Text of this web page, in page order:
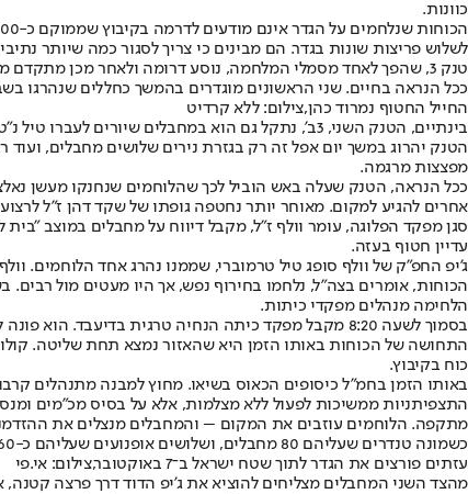
כוונות.
לשלוש פריצות שונות בגדר. הם מבינים כי צריך לסגור כמה שיותר
טנק 3, שהפך לאחד מסמלי המלחמה, נוסע דרומה ולאחר מכן
ככל הנראה בחיים. שני הראשונים מוגדרים בהמשך כחללים שנהרגו
החייל החטוף נמרוד כהן,צילום: ללא קרדיט
בינתיים, הטנק השני, 3ב', נתקל גם הוא במחבלים שיורים לעברו טיל נ"ט. הטען נפצע ומפונה על ידי הנמ"ר. מפקד הטנק, שנפצע מרסיסים בכל גופו ושידו שבורה, מסרב בתוקף להתפנות וממשיך לנהל את הקרב.
הטנק יהרוג במשך יום אפל זה רק בגזרת נירים שלושים מחבלים,
מפצצות מרגמה.
ככל הנראה, הטנק שעלה באש הוביל לכך שהלוחמים שנחנקו מעשן
אחרים להגיע למקום. מאוחר יותר נחטפה גופתו של שקד דהן ז"ל
סגן מפקד הפלוגה, עומר וולף ז"ל, מקבל דיווח על מחבלים במוצב
עדיין חטוף בעזה.
ג'יפ החפ"ק של וולף סופג טיל טרמוברי, שממנו נהרג אחד הלוחמים.
הלחימה מנהלים מפקדי כיתות.
בסמוך לשעה 8:20 מקבל מפקד כיתה הנחיה טרגית בדיעבד. הוא פונה לחמ"ל שנמצא בכיסופים ומדווח שחבר לכוח מארב שהיה באזור וביקש פקודות.
התחושה של הכוחות באותו הזמן היא שהאזור נמצא תחת שליטה.
כוח בקיבוץ.
באותו הזמן בחמ"ל כיסופים הכאוס בשיאו. מחוץ למבנה מתנהלים
התצפיתניות ממשיכות לפעול ללא מצלמות, אלא על בסיס מכ"מים
מתקפה. הלוחמים עוזבים את המקום – והמחבלים מנצלים את
כשמונה טנדרים שעליהם 80 מחבלים, ושלושים אופנועים שעליהם כ-60 מחבלים, כולם מכוח נוח'בה, חוצים את גדר המערכת הפרוצה ומגיעים, באיחור של שעתיים מבחינתם, לקיבוץ נירים.
עזתים פורצים את הגדר לתוך שטח ישראל ב־7 באוקטובר,צילום: אי.פי
מהצד השני המחבלים מצליחים להוציא את ג'יפ הדוד דרך פרצה